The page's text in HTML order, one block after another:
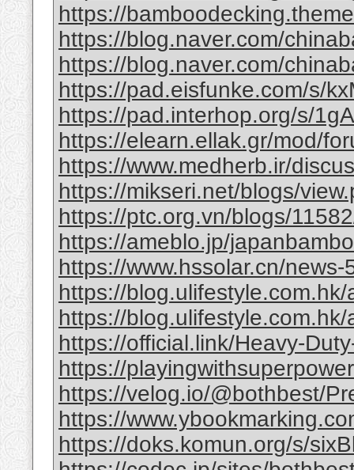
https://
https://blog.naver.com/
https://blog.naver.com/
https://pad.eisfunke.com/s/
https://pad.interhop.org/s/
https://elearn.ellak.gr/mod/
https://www.medherb.ir/
https://mikseri.net/blogs/
https://ptc.org.vn/blogs/
https://ameblo.jp/
https://www.hssolar.cn/news-
https://
https://
https://official.link/Heavy-
https://
https://velog.io/@bothbest/
https://
https://doks.komun.org/s/